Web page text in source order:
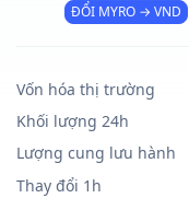
ĐỔI MYRO → VND
Vốn hóa thị trường
Khối lượng 24h
Lượng cung lưu hành
Thay đổi 1h